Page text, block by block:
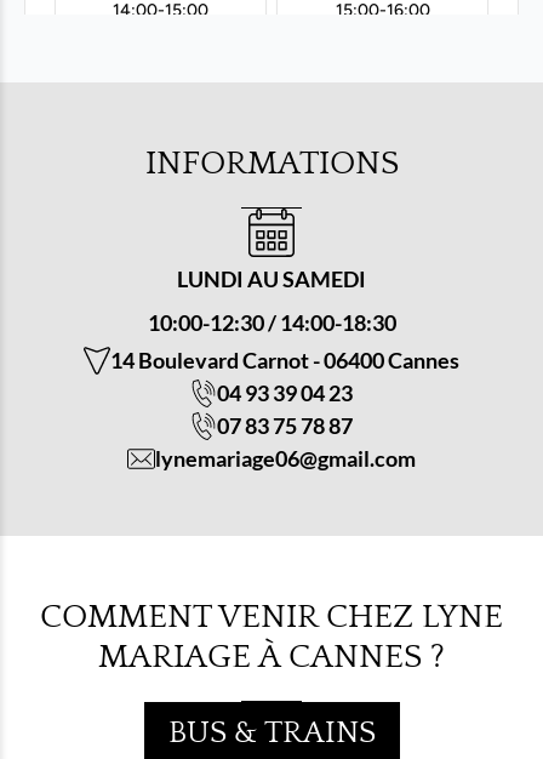
INFORMATIONS
LUNDI AU SAMEDI
10:00-12:30 / 14:00-18:30
14 Boulevard Carnot-06400 Cannes
04 93 39 04 23
07 83 75 78 87
lynemariage06@gmail.com
COMMENT VENIR CHEZ LYNE
MARIAGE À CANNES ?
BUS & TRAINS